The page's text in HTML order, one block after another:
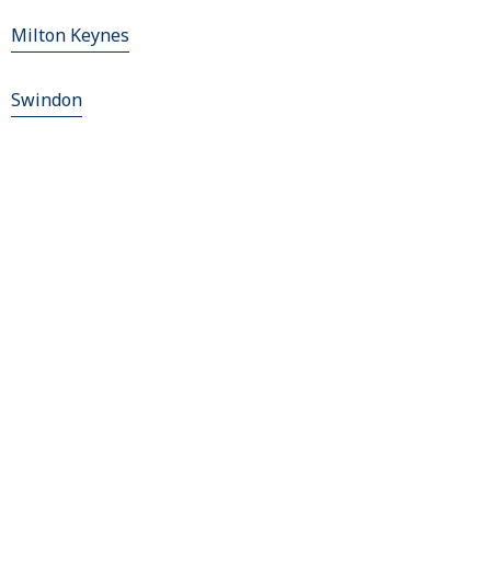
Milton Keynes
Swindon